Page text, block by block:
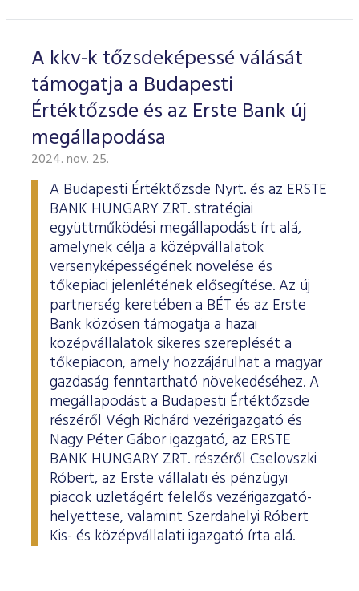
A kkv-k tőzsdeképessé válását
támogatja a Budapesti
Értéktőzsde és az Erste Bank új
megállapodása
2024. nov. 25.
A Budapesti Értéktőzsde Nyrt. és az ERSTE
BANK HUNGARY ZRT. stratégiai
együttműködési megállapodást írt alá,
amelynek célja a középvállalatok
versenyképességének növelése és
tőkepiaci jelenlétének elősegítése. Az új
partnerség keretében a BÉT és az Erste
Bank közösen támogatja a hazai
középvállalatok sikeres szereplését a
tőkepiacon, amely hozzájárulhat a magyar
gazdaság fenntartható növekedéséhez. A
megállapodást a Budapesti Értéktőzsde
részéről Végh Richárd vezérigazgató és
Nagy Péter Gábor igazgató, az ERSTE
BANK HUNGARY ZRT. részéről Cselovszki
Róbert, az Erste vállalati és pénzügyi
piacok üzletágért felelős vezérigazgató-
helyettese, valamint Szerdahelyi Róbert
Kis- és középvállalati igazgató írta alá.